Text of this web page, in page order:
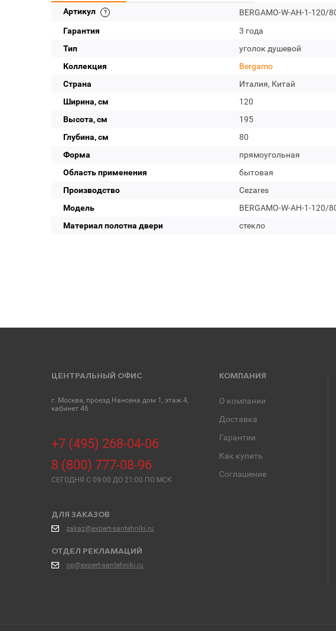
Артикул
BERGAMO-W-AH-1-120/
Гарантия
3 года
Тип
уголок душевой
Коллекция
Bergamo
Страна
Италия, Китай
Ширина, см
120
Высота, см
195
Глубина, см
80
Форма
прямоугольная
Область применения
бытовая
Производство
Cezares
Модель
BERGAMO-W-AH-1-120/
Материал полотна двери
стекло
ЦЕНТРАЛЬНЫЙ ОФИС
г. Москва, проезд Нансена дом 1, этаж 4,
кабинет 46
+7 (495) 268-04-06
8 (800) 777-08-96
СЕГОДНЯ C 09:00 ДО 21:00 ПО МСК
ДЛЯ ЗАКАЗОВ
zakaz@expert-santehniki.ru
ОТДЕЛ РЕКЛАМАЦИЙ
op@expert-santehniki.ru
КОМПАНИЯ
О компании
Доставка
Гарантии
Как купить
Соглашение